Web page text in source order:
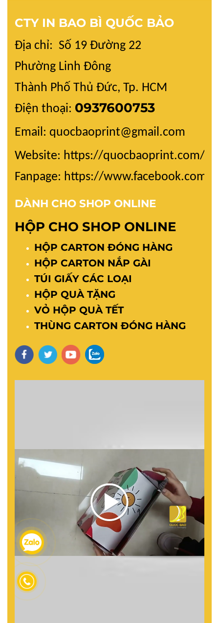
CTY IN BAO BÌ QUỐC BẢO
Địa chỉ: Số 19 Đường 22
Phường Linh Đông
Thành Phố Thủ Đức, Tp. HCM
Điện thoại: 0937600753
Email: quocbaoprint@gmail.com
Website: https://quocbaoprint.com/
Fanpage: https://www.facebook.com/
DÀNH CHO SHOP ONLINE
HỘP CHO SHOP ONLINE
HỘP CARTON ĐÓNG HÀNG
HỘP CARTON NẮP GÀI
TÚI GIẤY CÁC LOẠI
HỘP QUÀ TẶNG
VỎ HỘP QUÀ TẾT
THÙNG CARTON ĐÓNG HÀNG